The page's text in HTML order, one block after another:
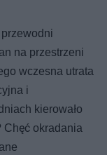
na przestrzeni
wczesna utrata
i
kierowało
Chęć okradania